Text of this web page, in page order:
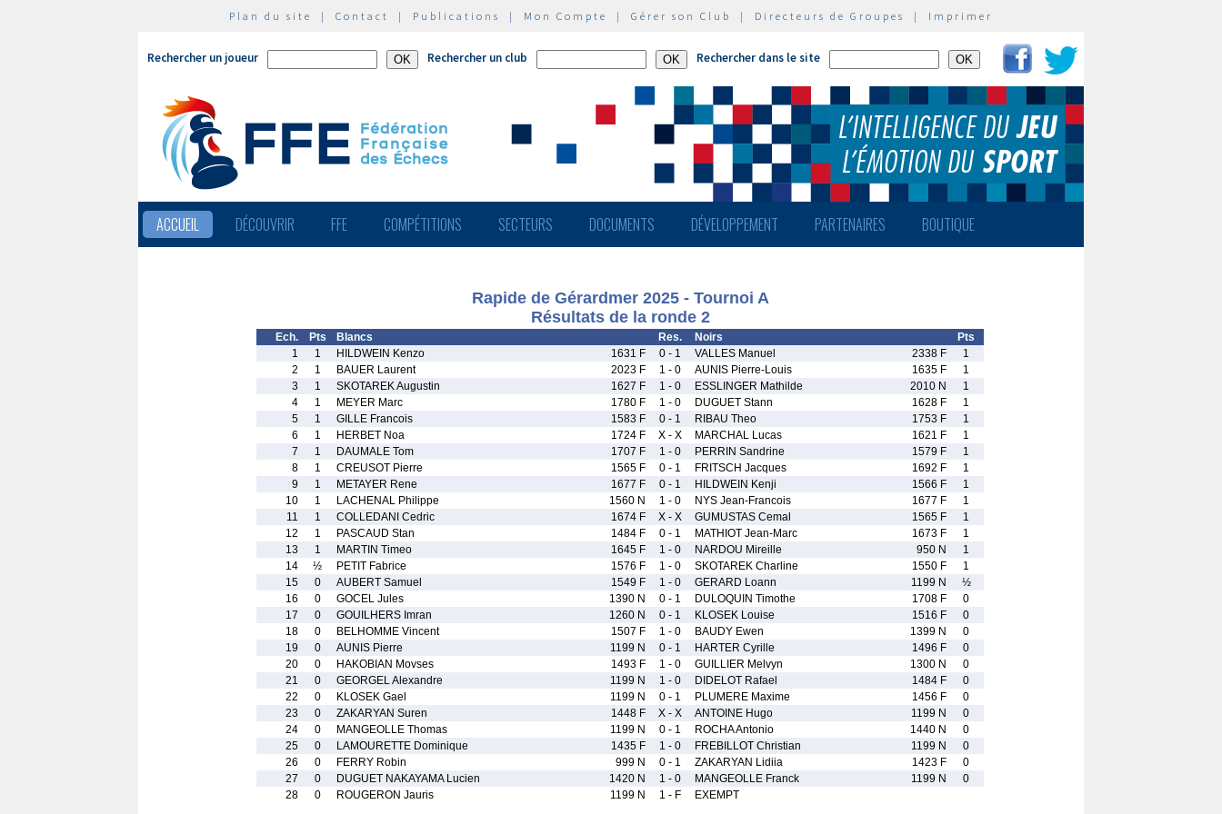
Plan du site | Contact | Publications | Mon Compte | Gérer son Club | Directeurs de Groupes | Imprimer
Rechercher un joueur Rechercher un club Rechercher dans le site
ACCUEIL DÉCOUVRIR FFE COMPÉTITIONS SECTEURS DOCUMENTS DÉVELOPPEMENT PARTENAIRES BOUTIQUE
Rapide de Gérardmer 2025 - Tournoi A
Résultats de la ronde 2
Ech. Pts Blancs Res. Noirs
Pts
1
1 HILDWEIN Kenzo 1631 F 0 - 1 VALLES Manuel 2338 F
1
2
1 BAUER Laurent 2023 F 1 - 0 AUNIS Pierre-Louis 1635 F
1
3
1 SKOTAREK Augustin 1627 F 1 - 0 ESSLINGER Mathilde 2010 N
1
4
1 MEYER Marc 1780 F 1 - 0 DUGUET Stann 1628 F
1
5
1 GILLE Francois 1583 F 0 - 1 RIBAU Theo 1753 F
1
6
1 HERBET Noa 1724 F X - X MARCHAL Lucas 1621 F
1
7
1 DAUMALE Tom 1707 F 1 - 0 PERRIN Sandrine 1579 F
1
8
1 CREUSOT Pierre 1565 F 0 - 1 FRITSCH Jacques 1692 F
1
9
1 METAYER Rene 1677 F 0 - 1 HILDWEIN Kenji 1566 F
1
10
1 LACHENAL Philippe 1560 N 1 - 0 NYS Jean-Francois 1677 F
1
11
1 COLLEDANI Cedric 1674 F X - X GUMUSTAS Cemal 1565 F
1
12
1 PASCAUD Stan 1484 F 0 - 1 MATHIOT Jean-Marc 1673 F
1
13
1 MARTIN Timeo 1645 F 1 - 0 NARDOU Mireille 950 N
1
14
½ PETIT Fabrice 1576 F 1 - 0 SKOTAREK Charline 1550 F
1
15
0 AUBERT Samuel 1549 F 1 - 0 GERARD Loann 1199 N
½
16
0 GOCEL Jules 1390 N 0 - 1 DULOQUIN Timothe 1708 F
0
17
0 GOUILHERS Imran 1260 N 0 - 1 KLOSEK Louise 1516 F
0
18
0 BELHOMME Vincent 1507 F 1 - 0 BAUDY Ewen 1399 N
0
19
0 AUNIS Pierre 1199 N 0 - 1 HARTER Cyrille 1496 F
0
20
0 HAKOBIAN Movses 1493 F 1 - 0 GUILLIER Melvyn 1300 N
0
21
0 GEORGEL Alexandre 1199 N 1 - 0 DIDELOT Rafael 1484 F
0
22
0 KLOSEK Gael 1199 N 0 - 1 PLUMERE Maxime 1456 F
0
23
0 ZAKARYAN Suren 1448 F X - X ANTOINE Hugo 1199 N
0
24
0 MANGEOLLE Thomas 1199 N 0 - 1 ROCHA Antonio 1440 N
0
25
0 LAMOURETTE Dominique 1435 F 1 - 0 FREBILLOT Christian 1199 N
0
26
0 FERRY Robin 999 N 0 - 1 ZAKARYAN Lidiia 1423 F
0
27
0 DUGUET NAKAYAMA Lucien 1420 N 1 - 0 MANGEOLLE Franck 1199 N
0
28
0 ROUGERON Jauris 1199 N 1 - F EXEMPT